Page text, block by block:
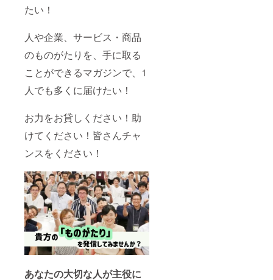
たい！
人や企業、サービス・商品
のものがたりを、手に取る
ことができるマガジンで、1
人でも多くに届けたい！
お力をお貸しください！助
けてください！皆さんチャ
ンスをください！
あなたの大切な人が主役に